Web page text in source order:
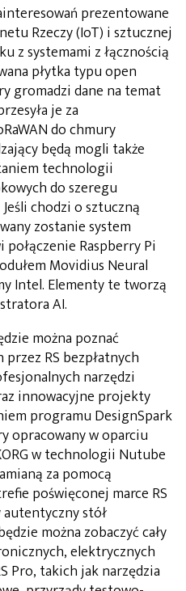
prezentowane
Rzeczy (IoT) i sztucznej
z systemami z łącznością
płytka typu open
gromadzi dane na temat
je za
do chmury
będą mogli także
technologii
do szeregu
chodzi o sztuczną
zostanie system
Raspberry Pi
Movidius Neural
Intel. Elementy te tworzą
AI.
można poznać
RS bezpłatnych
narzędzi
innowacyjne projekty
programu DesignSpark
opracowany w oparciu
w technologii Nutube
za pomocą
poświęconej marce RS
stół
można zobaczyć cały
elektrycznych
Pro, takich jak narzędzia